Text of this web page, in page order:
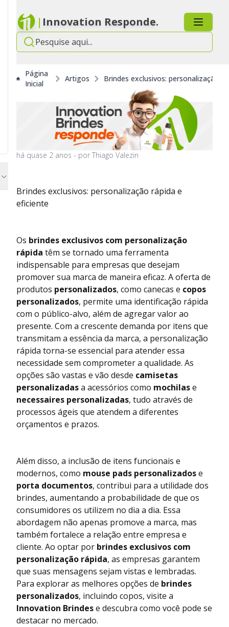
| Innovation Responde.
Página
Inicial
Artigos Brindes exclusivos: personalização
há quase 2 anos - por Thiago Valezin
Brindes exclusivos: personalização rápida e
eficiente
Os brindes exclusivos com personalização
rápida têm se tornado uma ferramenta
indispensable para empresas que desejam
promover sua marca de maneira eficaz. A oferta de
produtos personalizados, como canecas e copos
personalizados, permite uma identificação rápida
com o público-alvo, além de agregar valor ao
presente. Com a crescente demanda por itens que
transmitam a essência da marca, a personalização
rápida torna-se essencial para atender essa
necessidade sem comprometer a qualidade. As
opções são vastas e vão desde camisetas
personalizadasa acessórios como mochilase
necessaires personalizadas, tudo através de
processos ágeis que atendem a diferentes
orçamentos e prazos.
Além disso, a inclusão de itens funcionais e
modernos, como mouse pads personalizadose
porta documentos, contribui para a utilidade dos
brindes, aumentando a probabilidade de que os
consumidores os utilizem no dia a dia. Essa
abordagem não apenas promove a marca, mas
também fortalece a relação entre empresa e
cliente. Ao optar por brindes exclusivos com
personalização rápida, as empresas garantem
que suas mensagens sejam vistas e lembradas.
Para explorar as melhores opções de brindes
personalizados, incluindo copos, visite a
Innovation Brindese descubra como você pode se
destacar no mercado.